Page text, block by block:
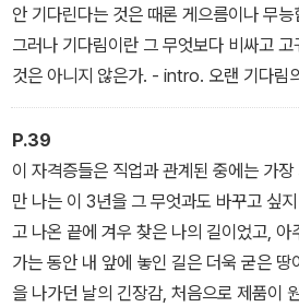
안 기다린다는 것은 때론 게으름이나 무
그러나 기다림이란 그 무엇보다 비싸고
것은 아니지 않은가. - intro. 오랜 기다림
P.39
이 자격증들은 직업과 관계된 중에는 가
만 나는 이 3년을 그 무엇과도 바꾸고 싶
고 나온 끝에 겨우 찾은 나의 길이었고,
가는 동안 내 앞에 놓인 길은 더욱 굳은
을 나가던 날의 긴장감, 처음으로 제품이